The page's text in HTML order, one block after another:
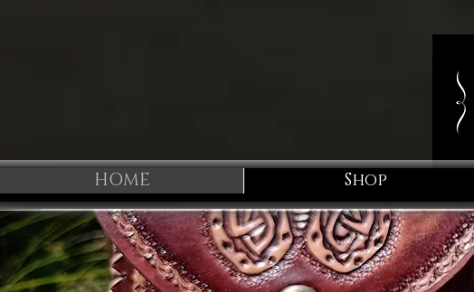
HOME Shop